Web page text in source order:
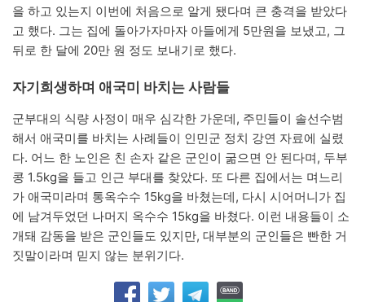
을 하고 있는지 이번에 처음으로 알게 됐다며 큰 충격을 받았다
고 했다. 그는 집에 돌아가자마자 아들에게 5만원을 보냈고, 그
뒤로 한 달에 20만 원 정도 보내기로 했다.
자기희생하며 애국미 바치는 사람들
군부대의 식량 사정이 매우 심각한 가운데, 주민들이 솔선수범
해서 애국미를 바치는 사례들이 인민군 정치 강연 자료에 실렸
다. 어느 한 노인은 친 손자 같은 군인이 굶으면 안 된다며, 두부
콩 1.5kg을 들고 인근 부대를 찾았다. 또 다른 집에서는 며느리
가 애국미라며 통옥수수 15kg을 바쳤는데, 다시 시어머니가 집
에 남겨두었던 나머지 옥수수 15kg을 바쳤다. 이런 내용들이 소
개돼 감동을 받은 군인들도 있지만, 대부분의 군인들은 빤한 거
짓말이라며 믿지 않는 분위기다.